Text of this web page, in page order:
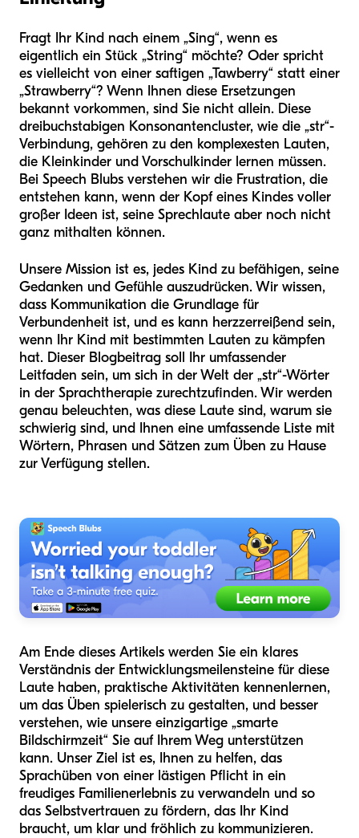
Fragt Ihr Kind nach einem „Sing“, wenn es
eigentlich ein Stück „String“ möchte? Oder spricht
es vielleicht von einer saftigen „Tawberry“ statt einer
„Strawberry“? Wenn Ihnen diese Ersetzungen
bekannt vorkommen, sind Sie nicht allein. Diese
dreibuchstabigen Konsonantencluster, wie die „str“-
Verbindung, gehören zu den komplexesten Lauten,
die Kleinkinder und Vorschulkinder lernen müssen.
Bei Speech Blubs verstehen wir die Frustration, die
entstehen kann, wenn der Kopf eines Kindes voller
großer Ideen ist, seine Sprechlaute aber noch nicht
ganz mithalten können.
Unsere Mission ist es, jedes Kind zu befähigen, seine
Gedanken und Gefühle auszudrücken. Wir wissen,
dass Kommunikation die Grundlage für
Verbundenheit ist, und es kann herzzerreißend sein,
wenn Ihr Kind mit bestimmten Lauten zu kämpfen
hat. Dieser Blogbeitrag soll Ihr umfassender
Leitfaden sein, um sich in der Welt der „str“-Wörter
in der Sprachtherapie zurechtzufinden. Wir werden
genau beleuchten, was diese Laute sind, warum sie
schwierig sind, und Ihnen eine umfassende Liste mit
Wörtern, Phrasen und Sätzen zum Üben zu Hause
zur Verfügung stellen.
Am Ende dieses Artikels werden Sie ein klares
Verständnis der Entwicklungsmeilensteine für diese
Laute haben, praktische Aktivitäten kennenlernen,
um das Üben spielerisch zu gestalten, und besser
verstehen, wie unsere einzigartige „smarte
Bildschirmzeit“ Sie auf Ihrem Weg unterstützen
kann. Unser Ziel ist es, Ihnen zu helfen, das
Sprachüben von einer lästigen Pflicht in ein
freudiges Familienerlebnis zu verwandeln und so
das Selbstvertrauen zu fördern, das Ihr Kind
braucht, um klar und fröhlich zu kommunizieren.